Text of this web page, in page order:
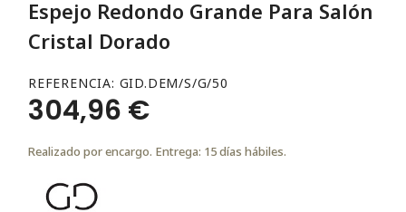
Espejo Redondo Grande Para Salón
Cristal Dorado
REFERENCIA GID.DEM/S/G/50
304,96 €
Realizado por encargo. Entrega: 15 días hábiles.